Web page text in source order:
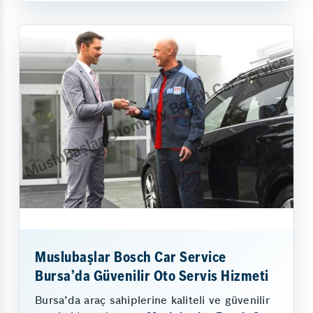
Muslubaşlar Bosch Car Service
Bursa’da Güvenilir Oto Servis Hizmeti
Bursa’da araç sahiplerine kaliteli ve güvenilir